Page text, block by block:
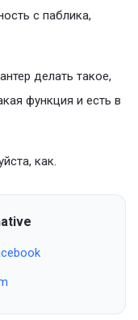
с паблика,
делать такое,
функция и есть в
как.